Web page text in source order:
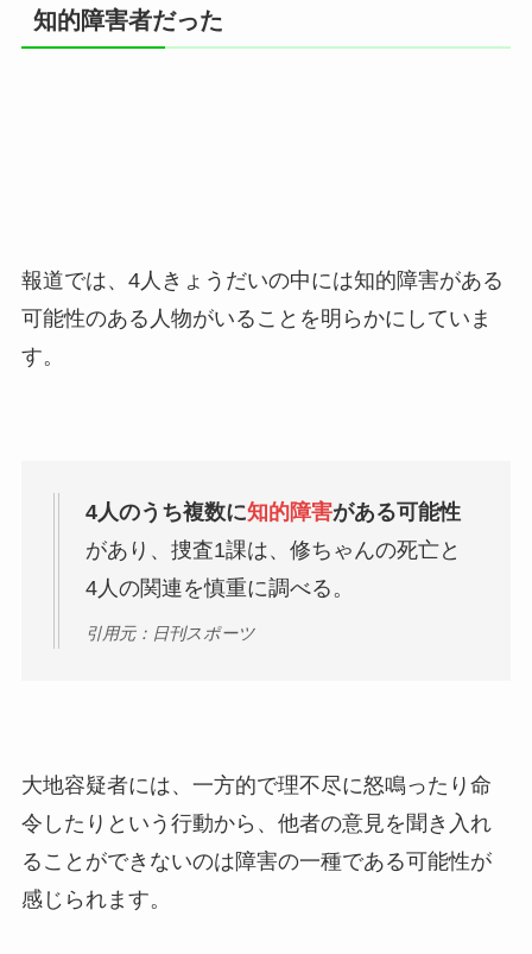
知的障害者だった
報道では、4人きょうだいの中には知的障害がある
可能性のある人物がいることを明らかにしていま
す。
4人のうち複数に知的障害がある可能性
があり、捜査1課は、修ちゃんの死亡と
4人の関連を慎重に調べる。
引用元：日刊スポーツ
大地容疑者には、一方的で理不尽に怒鳴ったり命
令したりという行動から、他者の意見を聞き入れ
ることができないのは障害の一種である可能性が
感じられます。